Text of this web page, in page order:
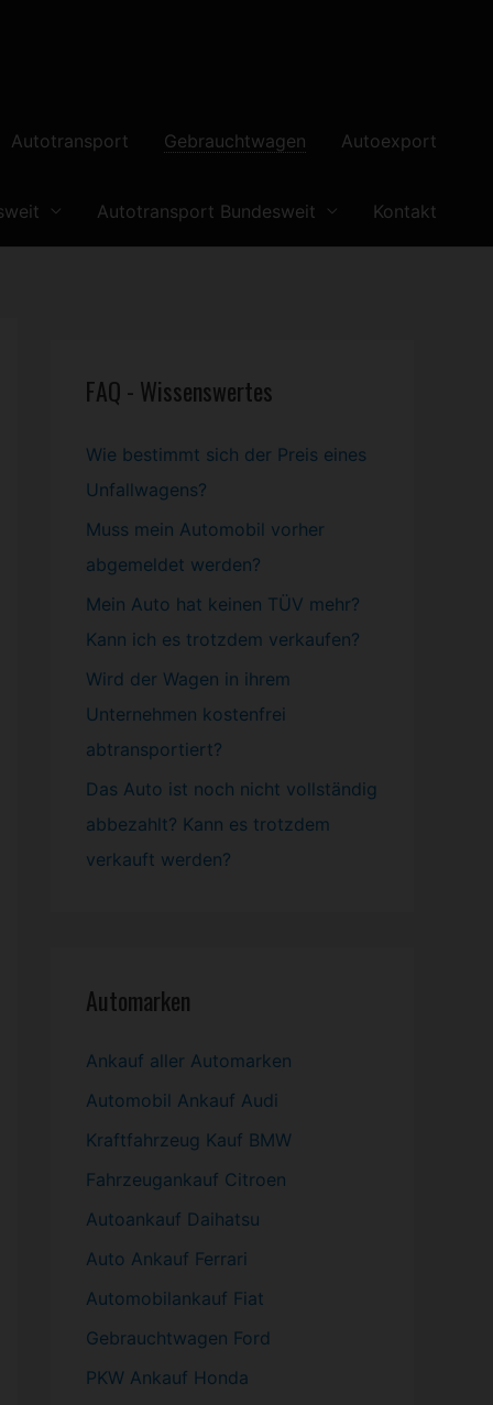
Autotransport Gebrauchtwagen Autoexport
Autotransport Bundesweit Kontakt
FAQ - Wissenswertes
Wie bestimmt sich der Preis eines
Unfallwagens?
Muss mein Automobil vorher
abgemeldet werden?
Mein Auto hat keinen TÜV mehr?
Kann ich es trotzdem verkaufen?
Wird der Wagen in ihrem
Unternehmen kostenfrei
abtransportiert?
Das Auto ist noch nicht vollständig
abbezahlt? Kann es trotzdem
verkauft werden?
Automarken
Ankauf aller Automarken
Automobil Ankauf Audi
Kraftfahrzeug Kauf BMW
Fahrzeugankauf Citroen
Autoankauf Daihatsu
Auto Ankauf Ferrari
Automobilankauf Fiat
Gebrauchtwagen Ford
PKW Ankauf Honda